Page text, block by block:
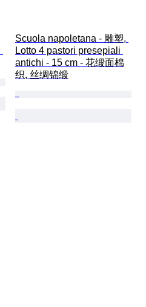
Scuola napoletana - 雕塑,
Lotto 4 pastori presepiali
antichi - 15 cm - 花缎面棉
织, 丝绸锦缎